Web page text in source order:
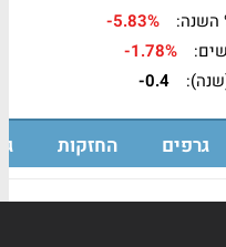
השנה:
-5.83%
-1.78%
-0.4
גרפים החזקות